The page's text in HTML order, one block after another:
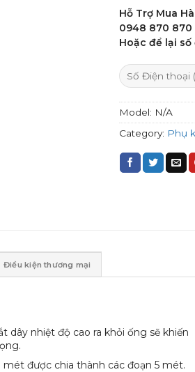
Hỗ Trợ Mua
0948 870 870
Hoặc để lại
Model: N/A
Category: Phụ
Điều kiện thương mại
dây nhiệt độ cao ra khỏi ống sẽ khiến
mét được chia thành các đoạn 5 mét.